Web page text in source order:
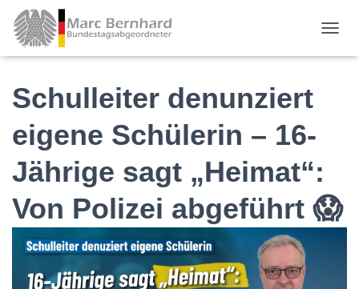
Schulleiter denunziert
eigene Schülerin – 16-
Jährige sagt „Heimat“:
Von Polizei abgeführt 😱